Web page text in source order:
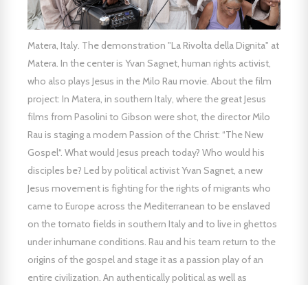
Matera, Italy. The demonstration "La Rivolta della Dignita" at
Matera. In the center is Yvan Sagnet, human rights activist,
who also plays Jesus in the Milo Rau movie. About the film
project: In Matera, in southern Italy, where the great Jesus
films from Pasolini to Gibson were shot, the director Milo
Rau is staging a modern Passion of the Christ: “The New
Gospel“. What would Jesus preach today? Who would his
disciples be? Led by political activist Yvan Sagnet, a new
Jesus movement is fighting for the rights of migrants who
came to Europe across the Mediterranean to be enslaved
on the tomato fields in southern Italy and to live in ghettos
under inhumane conditions. Rau and his team return to the
origins of the gospel and stage it as a passion play of an
entire civilization. An authentically political as well as